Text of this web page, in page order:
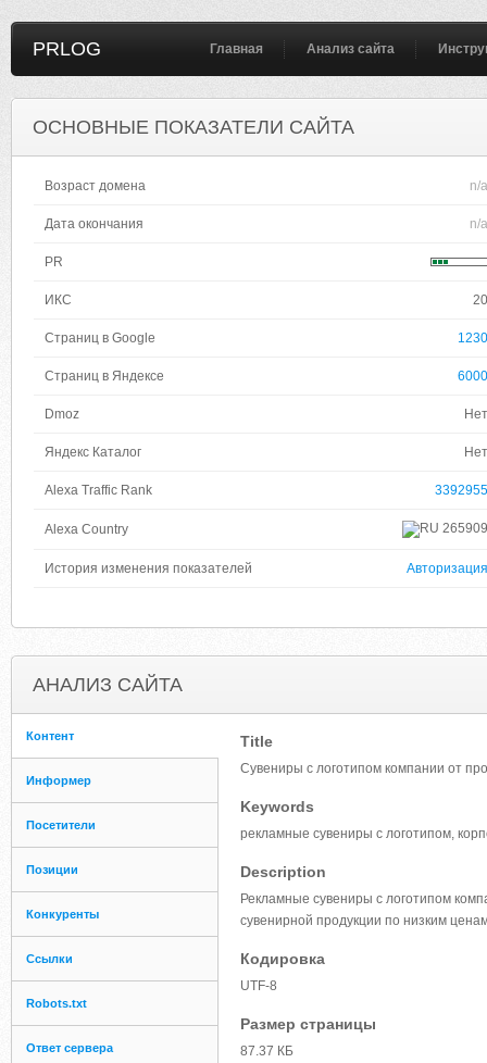
PRLOG Главная Анализ сайта
ОСНОВНЫЕ ПОКАЗАТЕЛИ САЙТА
Возраст домена n/a
Дата окончания n/a
PR
ИКС 20
Страниц в Google 1230
Страниц в Яндексе 6000
Dmoz Нет
Яндекс Каталог Нет
Alexa Traffic Rank 3392955
Alexa Country 265909
История изменения показателей Авторизация
АНАЛИЗ САЙТА
Контент
Информер
Посетители
Позиции
Конкуренты
Ссылки
Robots.txt
Ответ сервера
Title
Сувениры с логотипом компании от
Keywords
рекламные сувениры с логотипом,
Description
Рекламные сувениры с логотипом
сувенирной продукции по низким
Кодировка
UTF-8
Размер страницы
87.37 КБ